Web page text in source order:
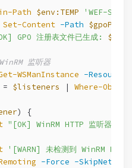
Path $env:TEMP
'WEF-
Set-Content -Path $gpoPath
GPO 注册表文件已生成:
监听器
WSManInstance -
= $listeners | Where-Object
) {
"[OK] WinRM HTTP 监听器已启
'[WARN] 未检测到 WinRM
-Force -